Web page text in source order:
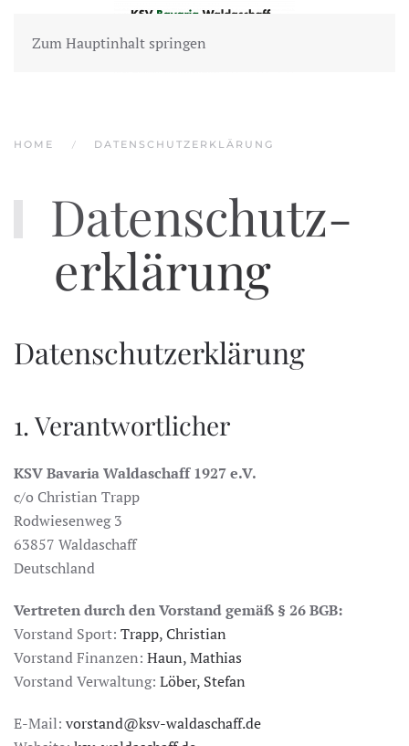
Zum Hauptinhalt springen
HOME DATENSCHUTZERKLÄRUNG
Daten­schutz­
erklä­rung
Datenschutzerklärung
1. Verantwortlicher
KSV Bavaria Waldaschaff 1927 e.V.
c/o Christian Trapp
Rodwiesenweg 3
63857 Waldaschaff
Deutschland
Vertreten durch den Vorstand gemäß § 26 BGB:
Vorstand Sport: Trapp, Christian
Vorstand Finanzen: Haun, Mathias
Vorstand Verwaltung: Löber, Stefan
E-Mail: vorstand@ksv-waldaschaff.de